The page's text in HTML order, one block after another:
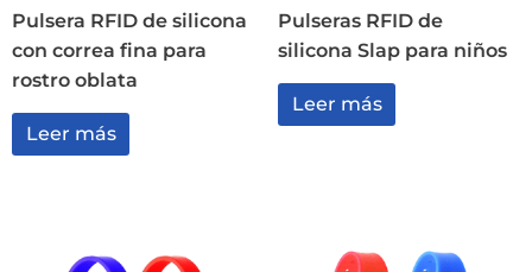
Pulsera RFID de silicona
con correa fina para
rostro oblata
Leer más
Pulseras RFID de
silicona Slap para niños
Leer más